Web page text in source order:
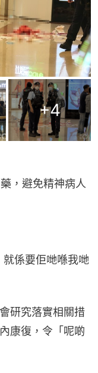
+4
，避免精神病人
係要佢哋喺我哋
研究落實相關措
康復，令「呢啲